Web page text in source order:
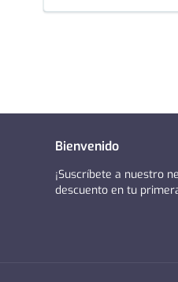
Bienvenido
¡Suscríbete a nuestro
descuento en tu